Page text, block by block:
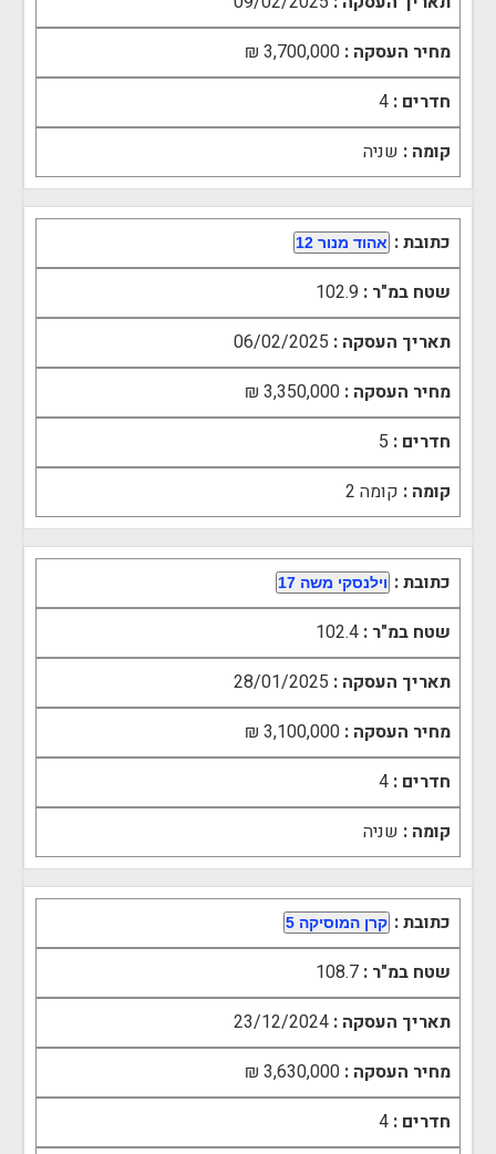
מחיר העסקה : 3,700,000 ₪
חדרים : 4
קומה : שניה
כתובת : אהוד מנור 12
שטח במ"ר : 102.9
תאריך העסקה : 06/02/2025
מחיר העסקה : 3,350,000 ₪
חדרים : 5
קומה : קומה ‎2‏
כתובת : וילנסקי משה 17
שטח במ"ר : 102.4
תאריך העסקה : 28/01/2025
מחיר העסקה : 3,100,000 ₪
חדרים : 4
קומה : שניה
כתובת : קרן המוסיקה 5
שטח במ"ר : 108.7
תאריך העסקה : 23/12/2024
מחיר העסקה : 3,630,000 ₪
חדרים : 4